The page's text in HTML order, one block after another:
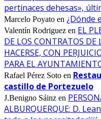
pertinaces dehesas»,
Marcelo Poyato en ¿Dónde
Valentín Rodriguez en EL
DE LOS CONTRATOS DE
HACERSE, CON
PARA EL
Rafael Pérez Soto en
castillo de Portezuelo
J.Benigno Sáinz en
ALBURQUERQUE: D.